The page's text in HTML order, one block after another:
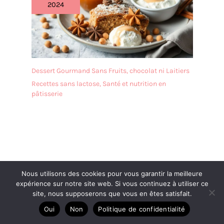
2024
Dessert Gourmand Sans Fruits, chocolat ni Laitiers
Recettes sans lactose, Santé et nutrition en
pâtisserie
Dans la catégorie Desserts allégés
Nous utilisons des cookies pour vous garantir la meilleure
expérience sur notre site web. Si vous continuez à utiliser ce
site, nous supposerons que vous en êtes satisfait.
Oui
Non Politique de confidentialité